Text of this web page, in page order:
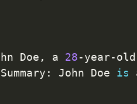
Doe , a 28-year-
: John Doe is